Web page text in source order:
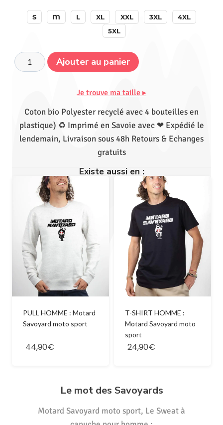
S M L XL XXL 3XL
4XL
5XL
Ajouter au panier
Je trouve ma taille ▸
Coton bio Polyester recyclé avec 4 bouteilles en
plastique) ♻ Imprimé en Savoie avec ❤ Expédié le
lendemain, Livraison sous 48h Retours & Echanges
gratuits
Existe aussi en :
PULL HOMME : Motard
Savoyard moto sport
44,90€
T-SHIRT HOMME :
Motard Savoyard moto
sport
24,90€
Le mot des Savoyards
Motard Savoyard moto sport, Le Sweat à